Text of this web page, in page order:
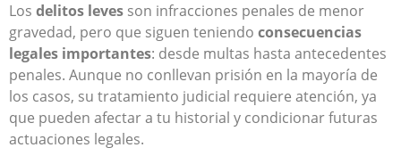
Los delitos leves son infracciones penales de menor
gravedad, pero que siguen teniendo consecuencias
legales importantes: desde multas hasta antecedentes
penales. Aunque no conllevan prisión en la mayoría de
los casos, su tratamiento judicial requiere atención, ya
que pueden afectar a tu historial y condicionar futuras
actuaciones legales.